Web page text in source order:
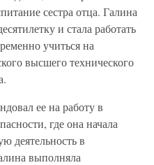
сестра отца. Галина
и стала работать
учиться на
высшего технического
ее на работу в
где она начала
деятельность в
выполняла